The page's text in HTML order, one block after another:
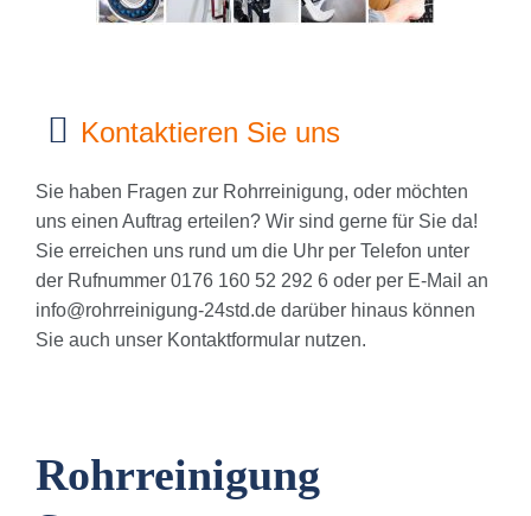
Kontaktieren Sie uns
Sie haben Fragen zur Rohrreinigung, oder möchten
uns einen Auftrag erteilen? Wir sind gerne für Sie da!
Sie erreichen uns rund um die Uhr per Telefon unter
der Rufnummer 0176 160 52 292 6 oder per E-Mail an
info@rohrreinigung-24std.de darüber hinaus können
Sie auch unser Kontaktformular nutzen.
Rohrreinigung